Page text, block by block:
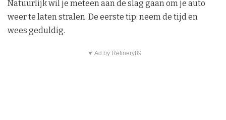
Natuurlijk wil je meteen aan de slag gaan om je auto
weer te laten stralen. De eerste tip: neem de tijd en
wees geduldig.
▼ Ad by Refinery89